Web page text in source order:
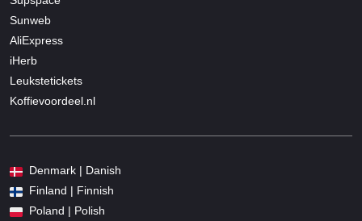
Sunweb
AliExpress
iHerb
Leukstetickets
Koffievoordeel.nl
Denmark | Danish
Finland | Finnish
Poland | Polish